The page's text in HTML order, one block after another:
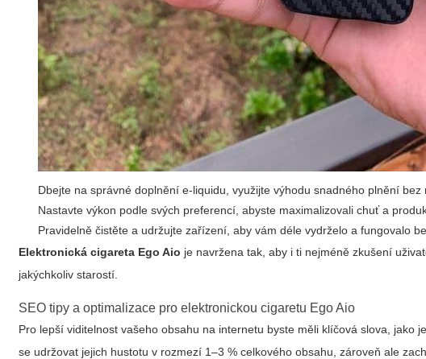
Dbejte na správné doplnění e-liquidu, využijte výhodu snadného plnění bez
Nastavte výkon podle svých preferencí, abyste maximalizovali chuť a
Pravidelně čistěte a udržujte zařízení, aby vám déle vydrželo a fungovalo
Elektronická cigareta Ego Aio je navržena tak, aby i ti nejméně zkušení
jakýchkoliv starostí.
SEO tipy a optimalizace proelektronickou cigaretu Ego Aio
Pro lepší viditelnost vašeho obsahu na internetu byste měli klíčová slova, jako
se udržovat jejich hustotu v rozmezí 1–3 % celkového obsahu, zároveň ale